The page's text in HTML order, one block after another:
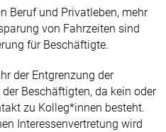
Beruf und Privatleben, mehr
von Fahrzeiten sind
für Beschäftigte.
der Entgrenzung der
Beschäftigten, da kein oder
zu Kolleg*innen besteht.
Interessenvertretung wird